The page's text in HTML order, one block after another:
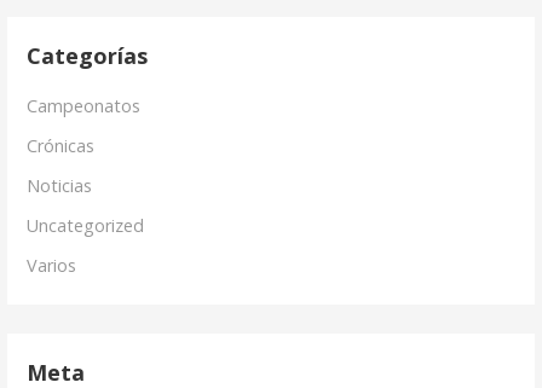
Categorías
Campeonatos
Crónicas
Noticias
Uncategorized
Varios
Meta